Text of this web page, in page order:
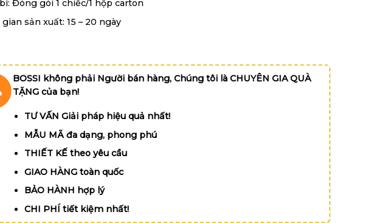
Đóng gói 1 chiếc/1 hộp carton
sản xuất: 15 – 20 ngày
BOSSI không phải Người bán hàng, Chúng tôi là CHUYÊN GIA QUÀ
TẶNG của bạn!
TƯ VẤN Giải pháp hiệu quả nhất!
MẪU MÃ đa dạng, phong phú
THIẾT KẾ theo yêu cầu
GIAO HÀNG toàn quốc
BẢO HÀNH hợp lý
CHI PHÍ tiết kiệm nhất!